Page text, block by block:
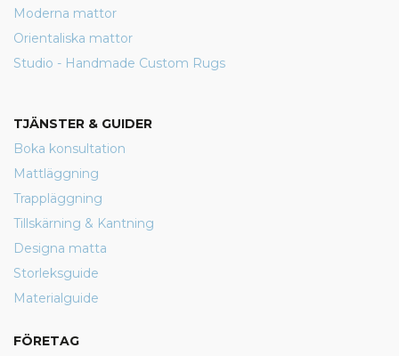
Moderna mattor
Orientaliska mattor
Studio - Handmade Custom Rugs
TJÄNSTER & GUIDER
Boka konsultation
Mattläggning
Trappläggning
Tillskärning & Kantning
Designa matta
Storleksguide
Materialguide
FÖRETAG